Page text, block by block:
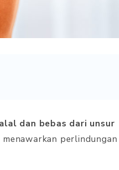
dan bebas dari unsur
perlindungan